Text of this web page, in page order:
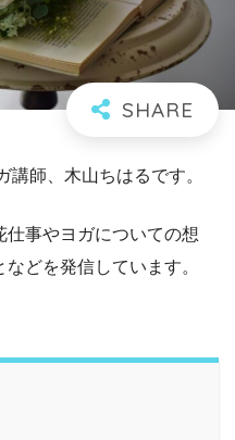
師、木山ちはるです。
仕事やヨガについての想
どを発信しています。